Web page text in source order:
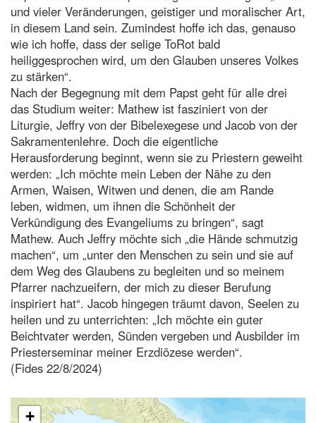
und vieler Veränderungen, geistiger und moralischer Art,
in diesem Land sein. Zumindest hoffe ich das, genauso
wie ich hoffe, dass der selige ToRot bald
heiliggesprochen wird, um den Glauben unseres Volkes
zu stärken“.
Nach der Begegnung mit dem Papst geht für alle drei
das Studium weiter: Mathew ist fasziniert von der
Liturgie, Jeffry von der Bibelexegese und Jacob von der
Sakramentenlehre. Doch die eigentliche
Herausforderung beginnt, wenn sie zu Priestern geweiht
werden: „Ich möchte mein Leben der Nähe zu den
Armen, Waisen, Witwen und denen, die am Rande
leben, widmen, um ihnen die Schönheit der
Verkündigung des Evangeliums zu bringen“, sagt
Mathew. Auch Jeffry möchte sich „die Hände schmutzig
machen“, um „unter den Menschen zu sein und sie auf
dem Weg des Glaubens zu begleiten und so meinem
Pfarrer nachzueifern, der mich zu dieser Berufung
inspiriert hat“. Jacob hingegen träumt davon, Seelen zu
heilen und zu unterrichten: „Ich möchte ein guter
Beichtvater werden, Sünden vergeben und Ausbilder im
Priesterseminar meiner Erzdiözese werden“.
(Fides 22/8/2024)
+